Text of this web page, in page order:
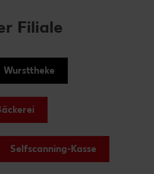
Filiale
Wursttheke
Selfscanning-Kasse